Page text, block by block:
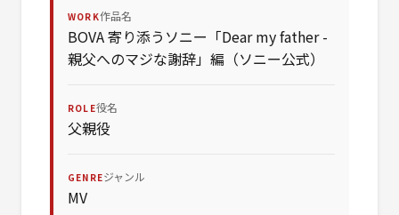
WORK作品名
BOVA 寄り添うソニー「Dear my father -
親父へのマジな謝辞」編（ソニー公式）
ROLE役名
父親役
GENREジャンル
MV